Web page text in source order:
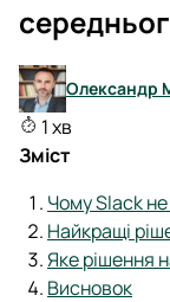
Олександр
1 хв
Зміст
Чому Slack
Найкращі
Яке рішення
Висновок